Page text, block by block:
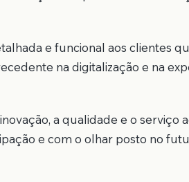
e funcional aos clientes
na digitalização e na
a qualidade e o serviço
e com o olhar posto no